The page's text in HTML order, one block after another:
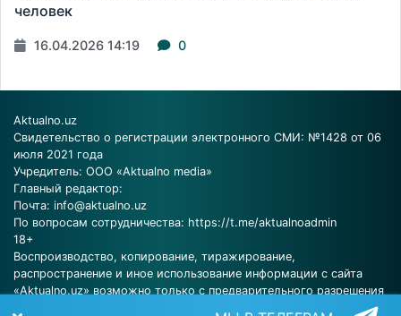
человек
16.04.2026 14:19 0
Aktualno.uz
Свидетельство о регистрации электронного СМИ: №1428 от 06
июля 2021 года
Учредитель: ООО «Aktualno media»
Главный редактор:
Почта: info@aktualno.uz
По вопросам сотрудничества: https://t.me/aktualnoadmin
18+
Воспроизводство, копирование, тиражирование,
распространение и иное использование информации с сайта
«Aktualno.uz» возможно только с предварительного разрешения